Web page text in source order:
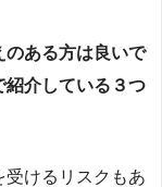
のある方は良いで
紹介している３つ
受けるリスクもあ